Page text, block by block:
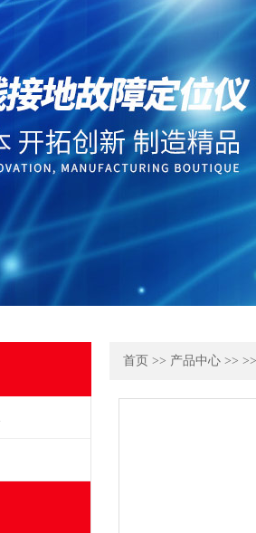
首页 >> 产品中心 >> >>